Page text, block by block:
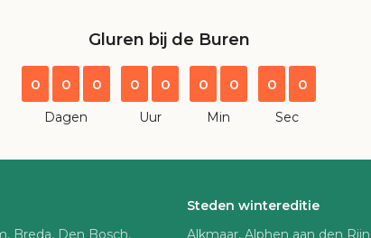
Gluren bij de Buren
0 0 0
Dagen
0 0
Uur
0 0
Min
0 0
Sec
Breda, Den Bosch,
Steden wintereditie
Alkmaar, Alphen aan den